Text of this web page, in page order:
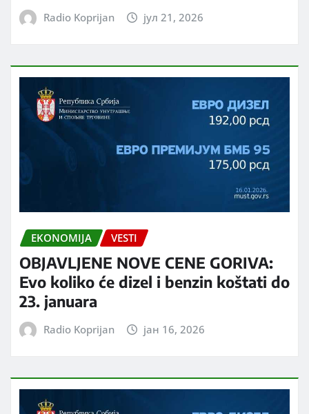
Radio Koprijan јул 21, 2026
EKONOMIJA VESTI
OBJAVLJENE NOVE CENE GORIVA:
Evo koliko će dizel i benzin koštati do
23. januara
Radio Koprijan јан 16, 2026